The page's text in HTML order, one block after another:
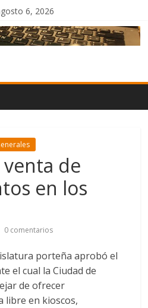
6, 2026
de
en los
0 comentarios
porteña aprobó el
el cual la Ciudad de
de ofrecer
libre en kioscos,